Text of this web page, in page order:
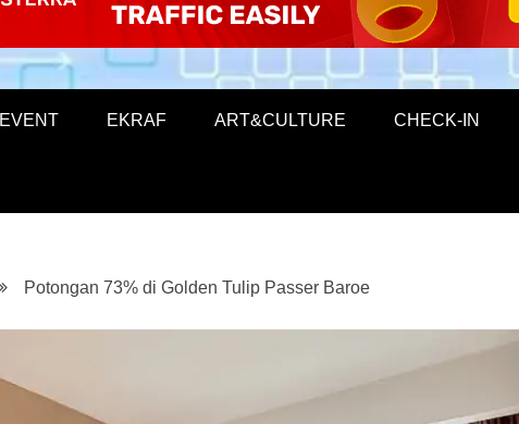
EVENT EKRAF ART&CULTURE CHECK-IN
Potongan 73% di Golden Tulip Passer Baroe